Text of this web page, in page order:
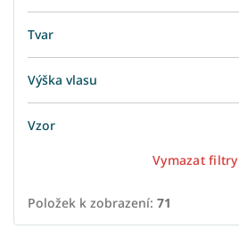
Tvar
Výška vlasu
Vzor
Vymazat filtry
Položek k zobrazení: 71